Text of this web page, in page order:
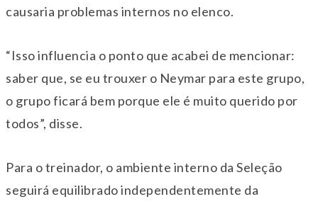
causaria problemas internos no elenco.
“Isso influencia o ponto que acabei de mencionar:
saber que, se eu trouxer o Neymar para este grupo,
o grupo ficará bem porque ele é muito querido por
todos”, disse.
Para o treinador, o ambiente interno da Seleção
seguirá equilibrado independentemente da